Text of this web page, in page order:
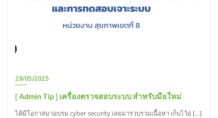
29/05/2025
[ Admin Tip ] เครื่องตรวจสอบระบบ สำหรับมือใหม่
ได้มีโอกาสมาอบรม cyber security เลยมารวบรวมเนื้อหา เก็บไว้อ่ […]